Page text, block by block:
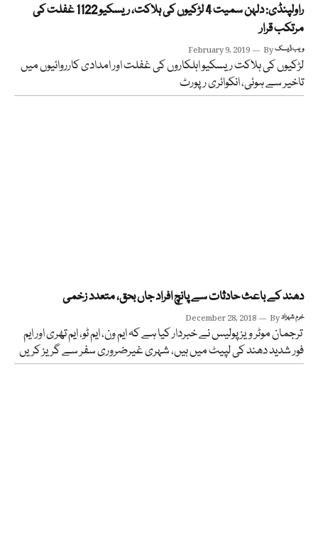
راولپنڈی: دلہن سمیت 4 لڑکیوں کی ہلاکت، ریسکیو 1122 غفلت کی
مرتکب قرار
February 9, 2019 Byویب ڈیسک
لڑکیوں کی ہلاکت ریسکیو اہلکاروں کی غفلت اور امدادی کارروائیوں میں
تاخیر سے ہوئی، انکوائری رپورٹ
دھند کے باعث حادثات سے پانچ افراد جاں بحق، متعدد زخمی
December 28, 2018 Byخرم شہزاد
ترجمان موٹر ویز پولیس نے خبردار کیا ہے کہ ایم ون، ایم ٹو، ایم تھری اور ایم
فور شدید دھند کی لپیٹ میں ہیں، شہری غیرضروری سفر سے گریز کریں